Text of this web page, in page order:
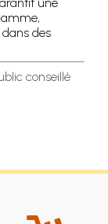
des
conseillé